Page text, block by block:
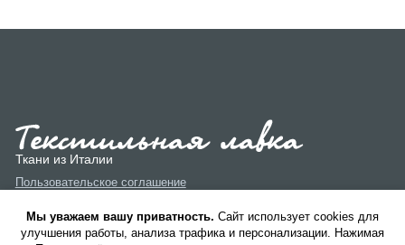
Ткани из Италии
Пользовательское соглашение
Политика конфиденциальности
Мы уважаем вашу приватность. Cайт использует cookies для
улучшения работы, анализа трафика и персонализации. Нажимая